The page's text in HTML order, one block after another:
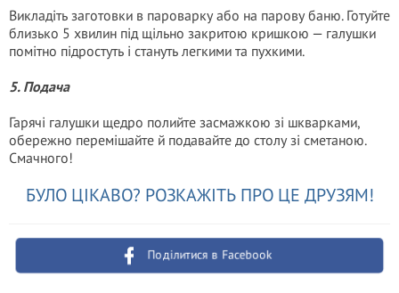
Викладіть заготовки в пароварку або на парову баню. Готуйте
близько 5 хвилин під щільно закритою кришкою — галушки
помітно підростуть і стануть легкими та пухкими.
5. Подача
Гарячі галушки щедро полийте засмажкою зі шкварками,
обережно перемішайте й подавайте до столу зі сметаною.
Смачного!
БУЛО ЦІКАВО? РОЗКАЖІТЬ ПРО ЦЕ ДРУЗЯМ!
Поділитися в Facebook